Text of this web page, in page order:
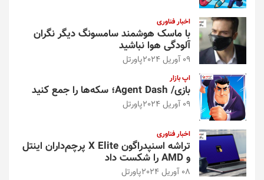
اخبار فناوری
با ماسک هوشمند سامسونگ دیگر نگران
آلودگی هوا نباشید
09 آوریل 2024 پاورتل
اپ بازار
بازی/ Agent Dash؛ سکه‌ها را جمع کنید
09 آوریل 2024 پاورتل
اخبار فناوری
تراشه اسنپدراگون X Elite پرچم‌داران اینتل
و AMD را شکست داد
08 آوریل 2024 پاورتل